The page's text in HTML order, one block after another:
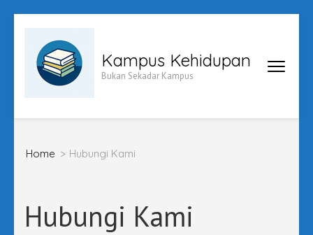
content
Kampus Kehidupan
Bukan Sekadar Kampus
Home > Hubungi Kami
Hubungi Kami